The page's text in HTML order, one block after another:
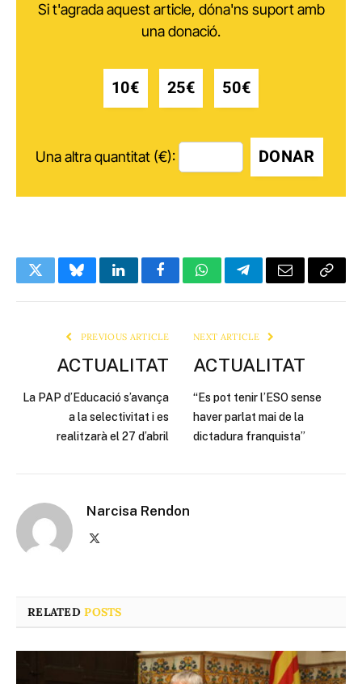
Si t'agrada aquest article, dóna'ns suport amb
una donació.
10€ 25€ 50€
Una altra quantitat (€): DONAR
TwitterBlueskyLinkedInFacebookWhatsAppTelegramEmail Copy
PREVIOUS ARTICLE
ACTUALITAT
La PAP d’Educació s’avança
a la selectivitat i es
realitzarà el 27 d’abril
NEXT ARTICLE
ACTUALITAT
“Es pot tenir l’ESO sense
haver parlat mai de la
dictadura franquista”
Narcisa Rendon
RELATEDPOSTS